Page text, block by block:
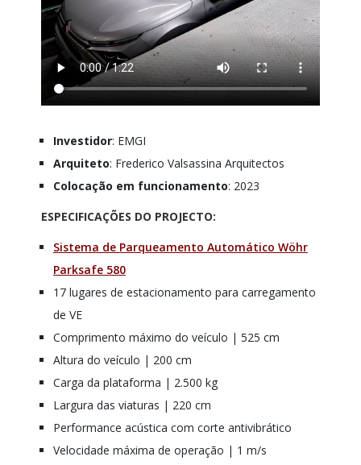
Investidor: EMGI
Arquiteto: Frederico Valsassina Arquitectos
Colocação em funcionamento: 2023
ESPECIFICAÇÕES DO PROJECTO:
Sistema de Parqueamento Automático Wöhr
Parksafe 580
17 lugares de estacionamento para carregamento
de VE
Comprimento máximo do veículo | 525 cm
Altura do veículo | 200 cm
Carga da plataforma | 2.500 kg
Largura das viaturas | 220 cm
Performance acústica com corte antivibrático
Velocidade máxima de operação | 1 m/s